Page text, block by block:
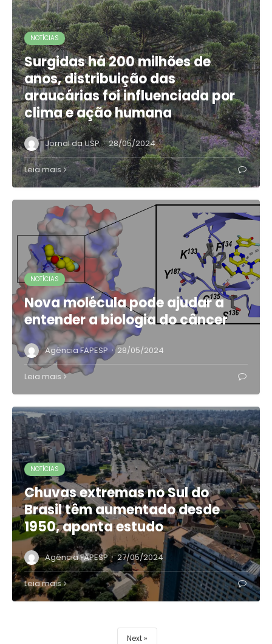
NOTÍCIAS
Surgidas há 200 milhões de
anos, distribuição das
araucárias foi influenciada por
clima e ação humana
Jornal da USP · 28/05/2024
Leia mais
NOTÍCIAS
Nova molécula pode ajudar a
entender a biologia do câncer
Agência FAPESP · 28/05/2024
Leia mais
NOTÍCIAS
Chuvas extremas no Sul do
Brasil têm aumentado desde
1950, aponta estudo
Agência FAPESP · 27/05/2024
Leia mais
Next